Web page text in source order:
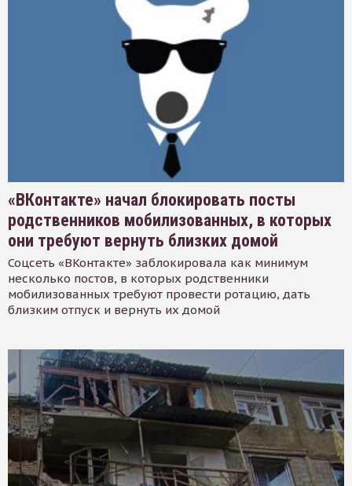
«ВКонтакте» начал блокировать посты
родственников мобилизованных, в которых
они требуют вернуть близких домой
Соцсеть «ВКонтакте» заблокировала как минимум
несколько постов, в которых родственники
мобилизованных требуют провести ротацию, дать
близким отпуск и вернуть их домой